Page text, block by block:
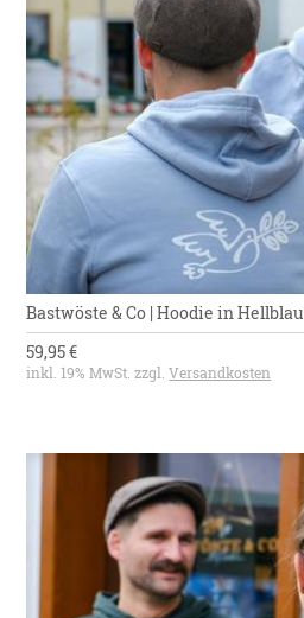
Bastwöste & Co | Hoodie in Hellblau
59,95 €
inkl. 19% MwSt. zzgl.Versandkosten